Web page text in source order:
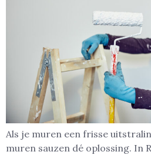
Als je muren een frisse
muren sauzen dé oplossing. In